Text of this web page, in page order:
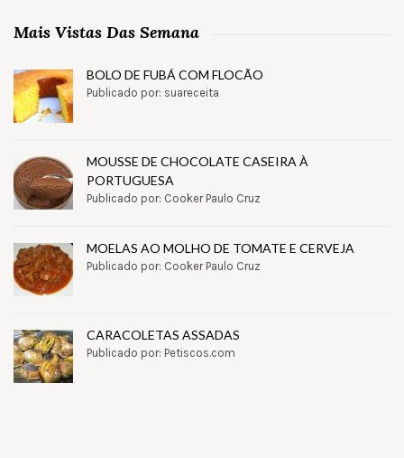
Mais Vistas Das Semana
BOLO DE FUBÁ COM FLOCÃO
Publicado por: suareceita
MOUSSE DE CHOCOLATE CASEIRA À
PORTUGUESA
Publicado por: Cooker Paulo Cruz
MOELAS AO MOLHO DE TOMATE E CERVEJA
Publicado por: Cooker Paulo Cruz
CARACOLETAS ASSADAS
Publicado por: Petiscos.com